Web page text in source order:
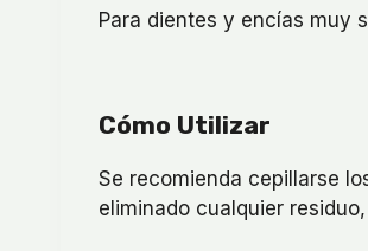
Para dientes y encías muy
Cómo Utilizar
Se recomienda cepillarse
eliminado cualquier